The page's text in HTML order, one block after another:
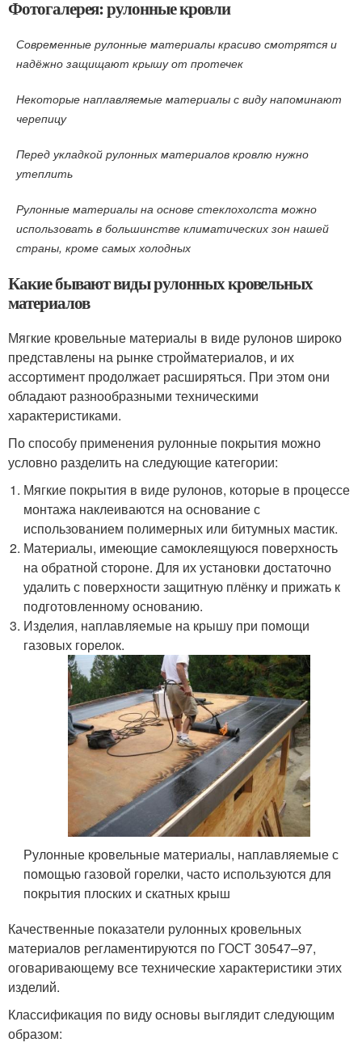
Фотогалерея: рулонные кровли
Современные рулонные материалы красиво смотрятся и
надёжно защищают крышу от протечек
Некоторые наплавляемые материалы с виду напоминают
черепицу
Перед укладкой рулонных материалов кровлю нужно
утеплить
Рулонные материалы на основе стеклохолста можно
использовать в большинстве климатических зон нашей
страны, кроме самых холодных
Какие бывают виды рулонных кровельных
материалов
Мягкие кровельные материалы в виде рулонов широко
представлены на рынке стройматериалов, и их
ассортимент продолжает расширяться. При этом они
обладают разнообразными техническими
характеристиками.
По способу применения рулонные покрытия можно
условно разделить на следующие категории:
Мягкие покрытия в виде рулонов, которые в процессе
монтажа наклеиваются на основание с
использованием полимерных или битумных мастик.
Материалы, имеющие самоклеящуюся поверхность
на обратной стороне. Для их установки достаточно
удалить с поверхности защитную плёнку и прижать к
подготовленному основанию.
Изделия, наплавляемые на крышу при помощи
газовых горелок.
Рулонные кровельные материалы, наплавляемые с
помощью газовой горелки, часто используются для
покрытия плоских и скатных крыш
Качественные показатели рулонных кровельных
материалов регламентируются по ГОСТ 30547–97,
оговаривающему все технические характеристики этих
изделий.
Классификация по виду основы выглядит следующим
образом: